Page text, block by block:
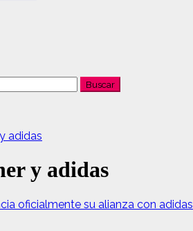
adidas
y adidas
oficialmente su alianza con adidas